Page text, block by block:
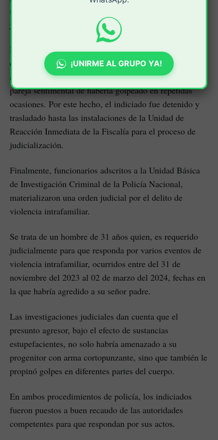
sufriendo por parte del victimario. El agresor fue
judicializado por el delito de violencia intrafamiliar.
La tercera captura tuvo lugar al interior de una vivienda
en el barrio Jorge Eliecer Gaitán donde un hombre en
aparente estado de embriaguez fue denunciado por su
pareja sentimental de haberla golpeado en repetidas
ocasiones. Por este hecho, el indiciado fue detenido y
trasladado hasta las instalaciones de la Unidad de
Reacción Inmediata de la Fiscalía para el proceso de
judicialización.
Finalmente, funcionarios adscritos a la Unidad Básica
de Investigación Criminal de la Policía Nacional,
materializaron una orden judicial por el delito de
violencia intrafamiliar.
Se trata de un hombre de 31 años quien, es requerido
judicialmente para que responda por varios eventos de
violencia intrafamiliar, ocurridos entre del 31 de
noviembre del 2023 al 02 de marzo del 2024, fechas en
la que habría agredido a su señor padre.
Las investigaciones judiciales dan cuenta que el
presunto agresor, bajo el efecto de sustancias
estupefacientes, no solo habría amenazado a su
progenitor con arma cortopunzante, sino que también le
propinó golpes en diferentes partes del cuerpo.
En ambos procedimientos de policía, los indiciados
fueron puestos a buen recaudo de las autoridades
competentes para que respondan por sus actos.
¡UNIRME AL GRUPO YA!